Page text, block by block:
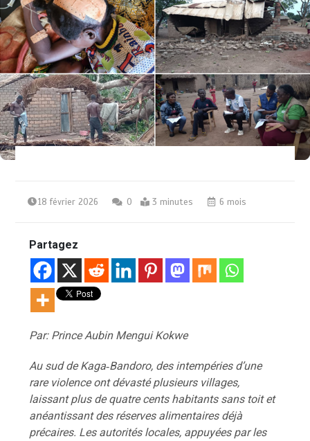
18 février 2026 0 3 minutes 6 mois
Partagez
Par: Prince Aubin Mengui Kokwe
Au sud de Kaga‑Bandoro, des intempéries d’une
rare violence ont dévasté plusieurs villages,
laissant plus de quatre cents habitants sans toit et
anéantissant des réserves alimentaires déjà
précaires. Les autorités locales, appuyées par les